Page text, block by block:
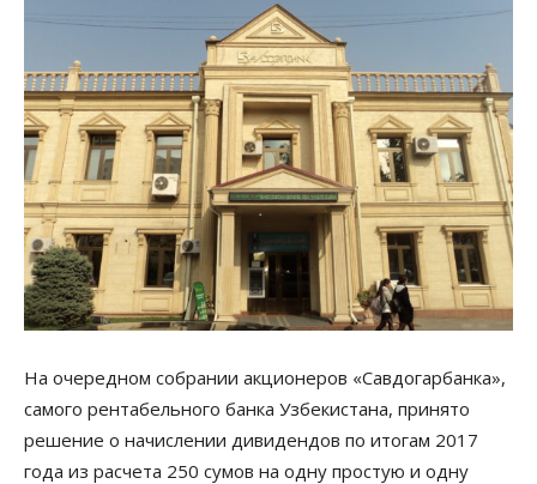
На очередном собрании акционеров «Савдогарбанка»,
самого рентабельного банка Узбекистана, принято
решение о начислении дивидендов по итогам 2017
года из расчета 250 сумов на одну простую и одну